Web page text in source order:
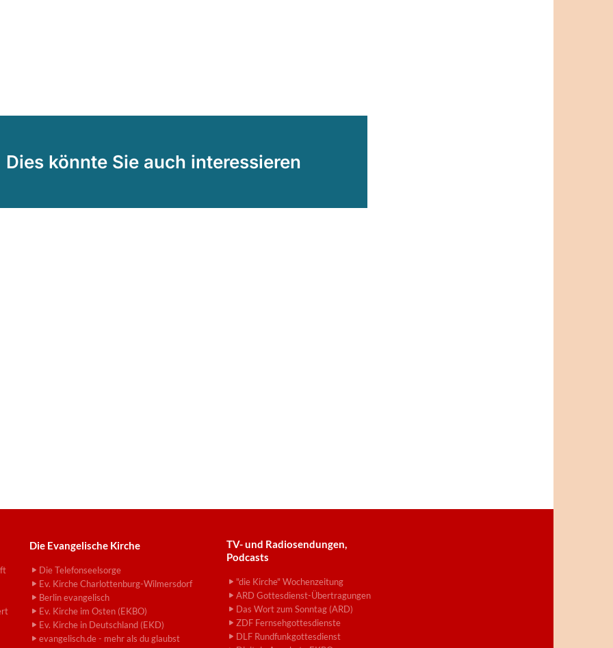
Dies könnte Sie auch interessieren
Die Evangelische Kirche
Die Telefonseelsorge
Ev. Kirche Charlottenburg-Wilmersdorf
Berlin evangelisch
Ev. Kirche im Osten (EKBO)
Ev. Kirche in Deutschland (EKD)
evangelisch.de - mehr als du glaubst
TV- und Radiosendungen,
Podcasts
"die Kirche" Wochenzeitung
ARD Gottesdienst-Übertragungen
Das Wort zum Sonntag (ARD)
ZDF Fernsehgottesdienste
DLF Rundfunkgottesdienst